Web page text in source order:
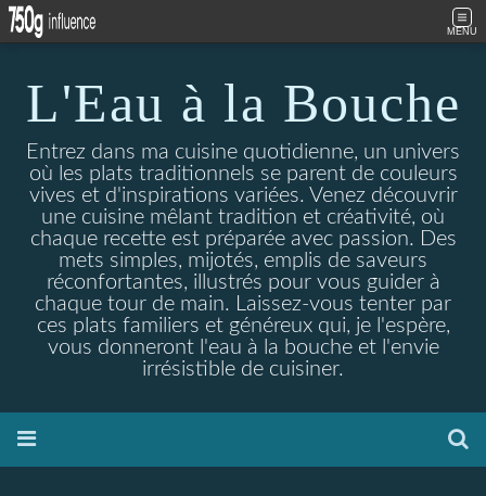
MENU
L'Eau à la Bouche
Entrez dans ma cuisine quotidienne, un univers
où les plats traditionnels se parent de couleurs
vives et d'inspirations variées. Venez découvrir
une cuisine mêlant tradition et créativité, où
chaque recette est préparée avec passion. Des
mets simples, mijotés, emplis de saveurs
réconfortantes, illustrés pour vous guider à
chaque tour de main. Laissez-vous tenter par
ces plats familiers et généreux qui, je l'espère,
vous donneront l'eau à la bouche et l'envie
irrésistible de cuisiner.